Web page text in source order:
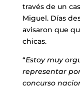
través de un
Miguel. Días
avisaron que
chicas.
“Estoy muy
representar
concurso